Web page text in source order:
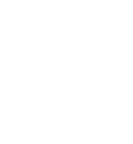
nog de
en
touch die
met je